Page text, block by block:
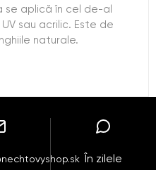
se aplică în cel de-al
sau acrilic. Este de
naturale.
În zilele